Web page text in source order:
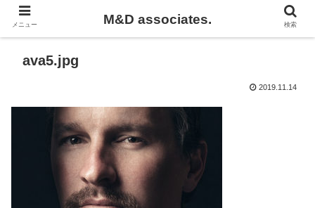
ava5.jpg
2019.11.14
メニュー M&D associates. 検索